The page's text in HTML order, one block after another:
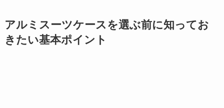
アルミスーツケースを選ぶ前に知ってお
きたい基本ポイント